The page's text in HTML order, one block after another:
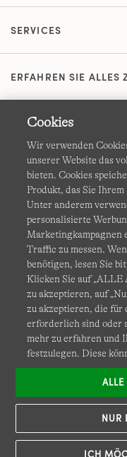
SERVICES
ERFAHREN SIE ALLES
AGB
Cookies Ich
Site Map
Diese Website ist
Cookies
Wir verwenden
unserer Website das
bieten. Cookies
Produkt, das Sie
Unter anderem
personalisierte
Marketingkampagnen
Traffic zu messen.
benötigen, lesen Sie
Klicken Sie auf „ALLE
zu akzeptieren, auf
zu akzeptieren, die für
erforderlich sind oder
mehr zu erfahren und
festzulegen. Diese
ICH
NUR